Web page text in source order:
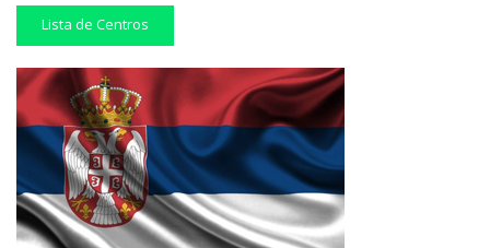
Lista de Centros